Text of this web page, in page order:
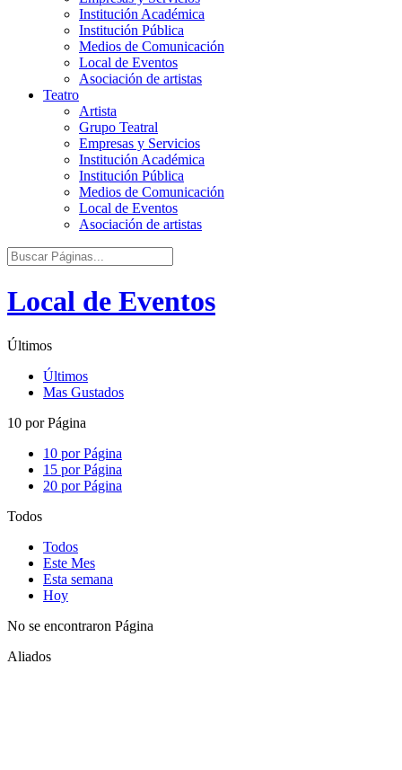
Institución Académica
Institución Pública
Medios de Comunicación
Local de Eventos
Asociación de artistas
Teatro
Artista
Grupo Teatral
Empresas y Servicios
Institución Académica
Institución Pública
Medios de Comunicación
Local de Eventos
Asociación de artistas
Local de Eventos
Últimos
Últimos
Mas Gustados
10 por Página
10 por Página
15 por Página
20 por Página
Todos
Todos
Este Mes
Esta semana
Hoy
No se encontraron Página
Aliados